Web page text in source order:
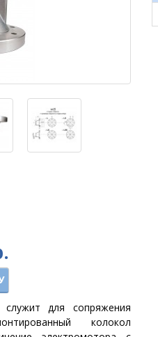
служит для сопряжения
колокол